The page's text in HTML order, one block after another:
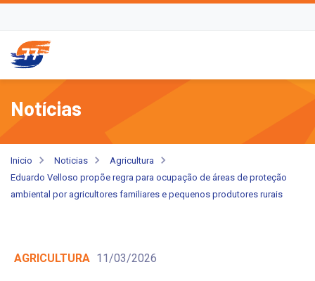
Notícias
Inicio Noticias
Agricultura
Eduardo Velloso propõe regra para ocupação de áreas de proteção
ambiental por agricultores familiares e pequenos produtores rurais
AGRICULTURA 11/03/2026